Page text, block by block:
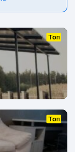
Топ
Топ